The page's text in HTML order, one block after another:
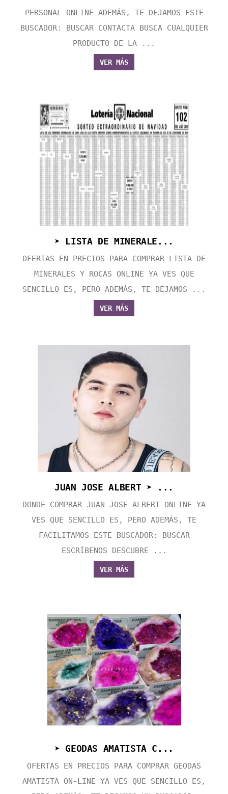
PERSONAL ONLINE ADEMÁS, TE DEJAMOS ESTE
BUSCADOR: BUSCAR CONTACTA BUSCA CUALQUIER
PRODUCTO DE LA ...
VER MÁS
➤ LISTA DE MINERALE...
OFERTAS EN PRECIOS PARA COMPRAR LISTA DE
MINERALES Y ROCAS ONLINE YA VES QUE
SENCILLO ES, PERO ADEMÁS, TE DEJAMOS ...
VER MÁS
JUAN JOSE ALBERT ➤ ...
DONDE COMPRAR JUAN JOSE ALBERT ONLINE YA
VES QUE SENCILLO ES, PERO ADEMÁS, TE
FACILITAMOS ESTE BUSCADOR: BUSCAR
ESCRÍBENOS DESCUBRE ...
VER MÁS
➤ GEODAS AMATISTA C...
OFERTAS EN PRECIOS PARA COMPRAR GEODAS
AMATISTA ON-LINE YA VES QUE SENCILLO ES,